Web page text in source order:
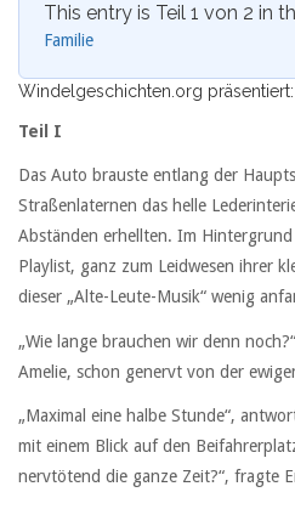
This entry is Teil 1 von 2 in
Familie
Windelgeschichten.org
Teil I
Das Auto brauste entlang der
Straßenlaternen das helle
Abständen erhellten. Im Hintergrund
Playlist, ganz zum Leidwesen ihrer
dieser „Alte-Leute-Musik“ wenig
„Wie lange brauchen wir denn
Amelie, schon genervt von der
„Maximal eine halbe Stunde“,
mit einem Blick auf den
nervtötend die ganze Zeit?“, fragte